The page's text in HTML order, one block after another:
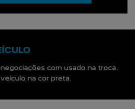
com usado na troca.
na cor preta.